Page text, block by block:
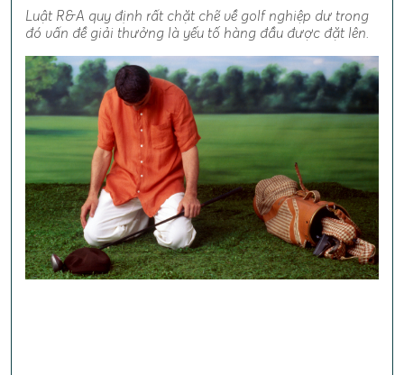
Luật R&A quy định rất chặt chẽ về golf nghiệp dư trong
đó vấn đề giải thưởng là yếu tố hàng đầu được đặt lên.